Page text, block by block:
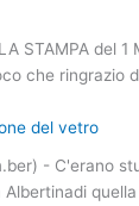
STAMPA del 1
che ringrazio
del vetro
- C'erano